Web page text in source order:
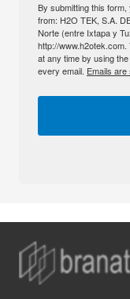
By submitting this
from: H2O TEK, S.A.
Norte (entre Ixtapa y
http://
at any time by using
every email. Emails